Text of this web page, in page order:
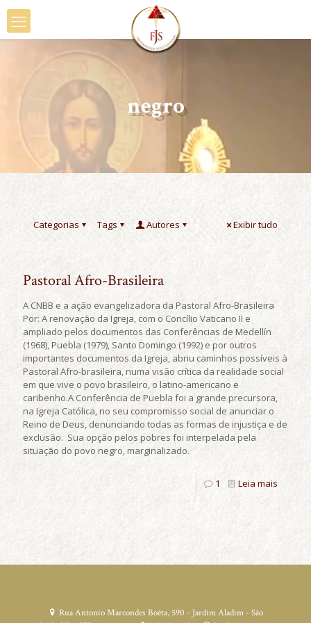
negro
Categorias Tags Autores Exibir tudo
Pastoral Afro-Brasileira
A CNBB e a ação evangelizadora da Pastoral Afro-Brasileira
Por: A renovação da Igreja, com o Concílio Vaticano II e
ampliado pelos documentos das Conferências de Medellín
(1968), Puebla (1979), Santo Domingo (1992) e por outros
importantes documentos da Igreja, abriu caminhos possíveis à
Pastoral Afro-brasileira, numa visão crítica da realidade social
em que vive o povo brasileiro, o latino-americano e
caribenho.A Conferência de Puebla foi a grande precursora,
na Igreja Católica, no seu compromisso social de anunciar o
Reino de Deus, denunciando todas as formas de injustiça e de
exclusão. Sua opção pelos pobres foi interpelada pela
situação do povo negro, marginalizado.
1 Leia mais
Rua Antonio Marcondes Boêta, 590 - Jardim Aladim - São